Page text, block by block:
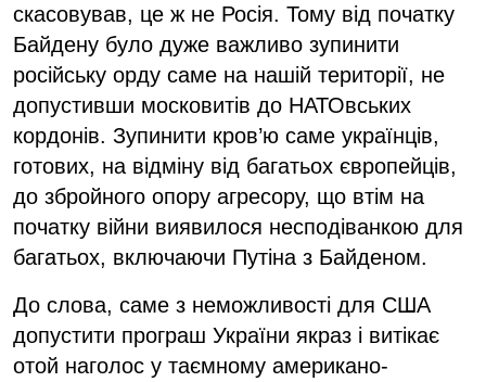
скасовував, це ж не Росія. Тому від початку
Байдену було дуже важливо зупинити
російську орду саме на нашій території, не
допустивши московитів до НАТОвських
кордонів. Зупинити кров’ю саме українців,
готових, на відміну від багатьох європейців,
до збройного опору агресору, що втім на
початку війни виявилося несподіванкою для
багатьох, включаючи Путіна з Байденом.
До слова, саме з неможливості для США
допустити програш України якраз і витікає
отой наголос у таємному американо-